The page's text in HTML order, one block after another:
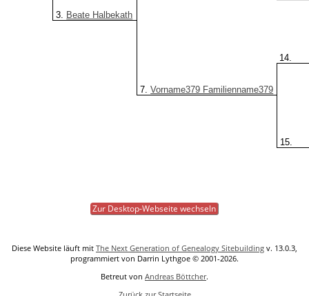
3. Beate Halbekath
7.Vorname379 Familienname379
14.
15.
Zur Desktop-Webseite wechseln
Diese Website läuft mit The Next Generation of Genealogy Sitebuilding v. 13.0.3,
programmiert von Darrin Lythgoe © 2001-2026.
Betreut von Andreas Böttcher.